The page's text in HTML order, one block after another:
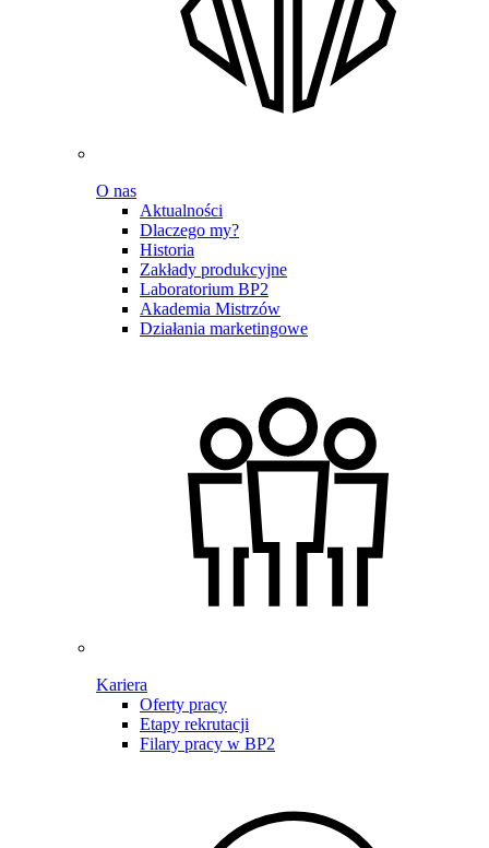
O nas
Aktualności
Dlaczego my?
Historia
Zakłady produkcyjne
Laboratorium BP2
Akademia Mistrzów
Działania marketingowe
Kariera
Oferty pracy
Etapy rekrutacji
Filary pracy w BP2